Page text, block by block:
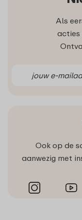
Als
acties
Ook op de
aanwezig met